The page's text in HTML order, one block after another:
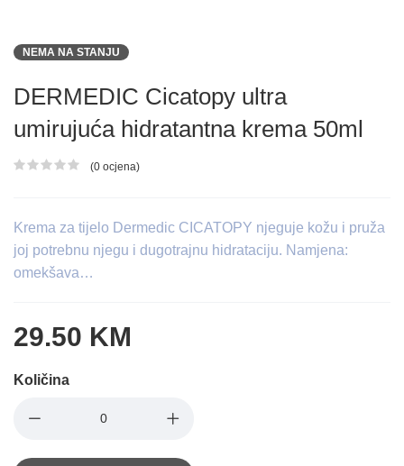
NEMA NA STANJU
DERMEDIC Cicatopy ultra
umirujuća hidratantna krema 50ml
Ocjena proizvoda
(0 ocjena)
Krema za tijelo Dermedic CICATOPY njeguje kožu i pruža
joj potrebnu njegu i dugotrajnu hidrataciju. Namjena:
omekšava…
29.50 KM
Količina